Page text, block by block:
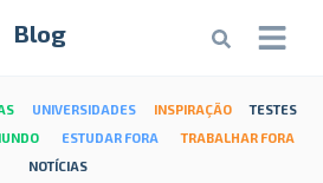
Blog
UNIVERSIDADES INSPIRAÇÃO
TESTES
ESTUDAR FORA
TRABALHAR FORA
NOTÍCIAS